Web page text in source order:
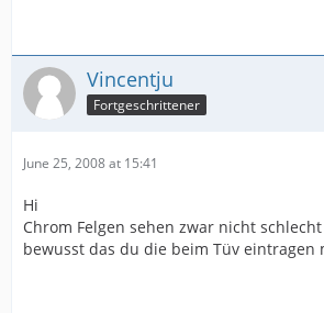
Vincentju
Fortgeschrittener
June 25, 2008 at 15:41
Hi
Chrom Felgen sehen zwar nicht
bewusst das du die beim Tüv eintragen